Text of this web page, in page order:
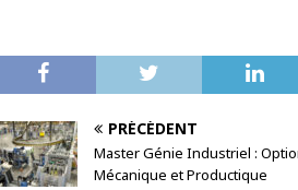
PRÉCÉDENT
Master Génie Industriel :
Mécanique et Productique